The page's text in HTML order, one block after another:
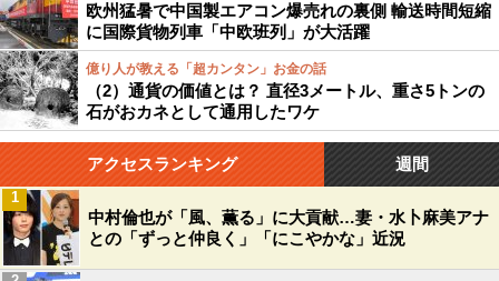
欧州猛暑で中国製エアコン爆売れの裏側 輸送時間短縮
に国際貨物列車「中欧班列」が大活躍
億り人が教える「超カンタン」お金の話
（2）通貨の価値とは？ 直径3メートル、重さ5トンの
石がおカネとして通用したワケ
アクセスランキング 週間
中村倫也が「風、薫る」に大貢献…妻・水卜麻美アナ
との「ずっと仲良く」「にこやかな」近況
1